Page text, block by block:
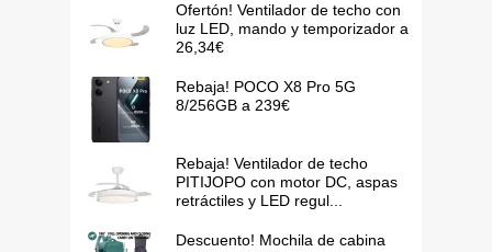
Ofertón! Ventilador de techo con
luz LED, mando y temporizador a
26,34€
Rebaja! POCO X8 Pro 5G
8/256GB a 239€
Rebaja! Ventilador de techo
PITIJOPO con motor DC, aspas
retráctiles y LED regul...
Descuento! Mochila de cabina